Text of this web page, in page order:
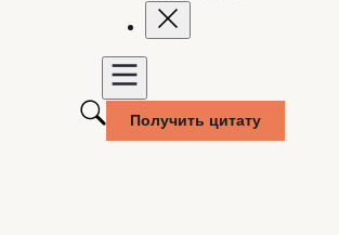
Получить цитату